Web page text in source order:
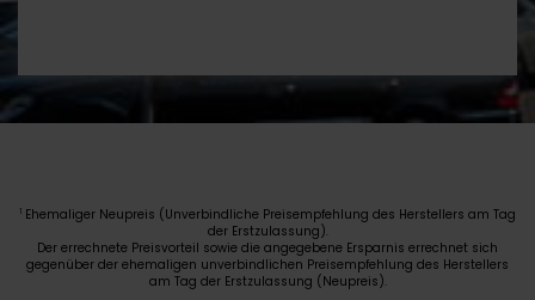
1 Ehemaliger Neupreis (Unverbindliche Preisempfehlung des Herstellers am Tag
der Erstzulassung).
Der errechnete Preisvorteil sowie die angegebene Ersparnis errechnet sich
gegenüber der ehemaligen unverbindlichen Preisempfehlung des Herstellers
am Tag der Erstzulassung (Neupreis).